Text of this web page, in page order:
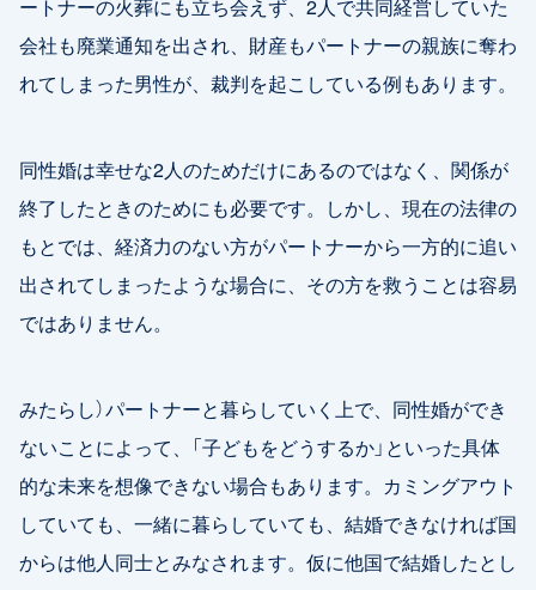
会社も廃業通知を出され、財産もパートナーの親族に奪わ
れてしまった男性が、裁判を起こしている例もあります。
同性婚は幸せな2人のためだけにあるのではなく、関係が
終了したときのためにも必要です。しかし、現在の法律の
もとでは、経済力のない方がパートナーから一方的に追い
出されてしまったような場合に、その方を救うことは容易
ではありません。
みたらし）パートナーと暮らしていく上で、同性婚ができ
ないことによって、「子どもをどうするか」といった具体
的な未来を想像できない場合もあります。カミングアウト
していても、一緒に暮らしていても、結婚できなければ国
からは他人同士とみなされます。仮に他国で結婚したとし